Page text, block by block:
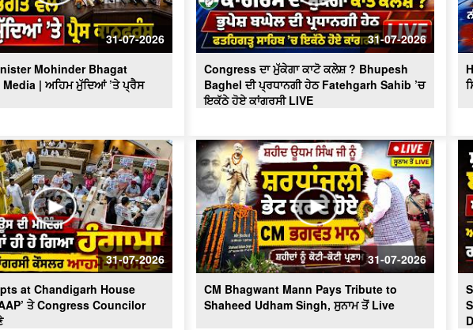
Massive Blast in Coal
ਮਜ਼ਦੂਰਾਂ ਦੀ ਮੌ.ਤ
31-07-2026
Mohinder Bhagat
| ਅਹਿਮ ਮੁੱਦਿਆਂ ’ਤੇ ਪ੍ਰੈਸ
31-07-2026
Congress ਦਾ ਮੁੱਕੇਗਾ ਕਾਟੋ ਕਲੇਸ਼ ? Bhupesh
Baghel ਦੀ ਪ੍ਰਧਾਨਗੀ ਹੇਠ Fatehgarh Sahib ’ਚ
ਇਕੱਠੇ ਹੋਏ ਕਾਂਗਰਸੀ LIVE
31-07-2026
at Chandigarh House
ਤੇ Congress Councilor
31-07-2026
CM Bhagwant Mann Pays Tribute to
Shaheed Udham Singh, ਸੁਨਾਮ ਤੋਂ Live